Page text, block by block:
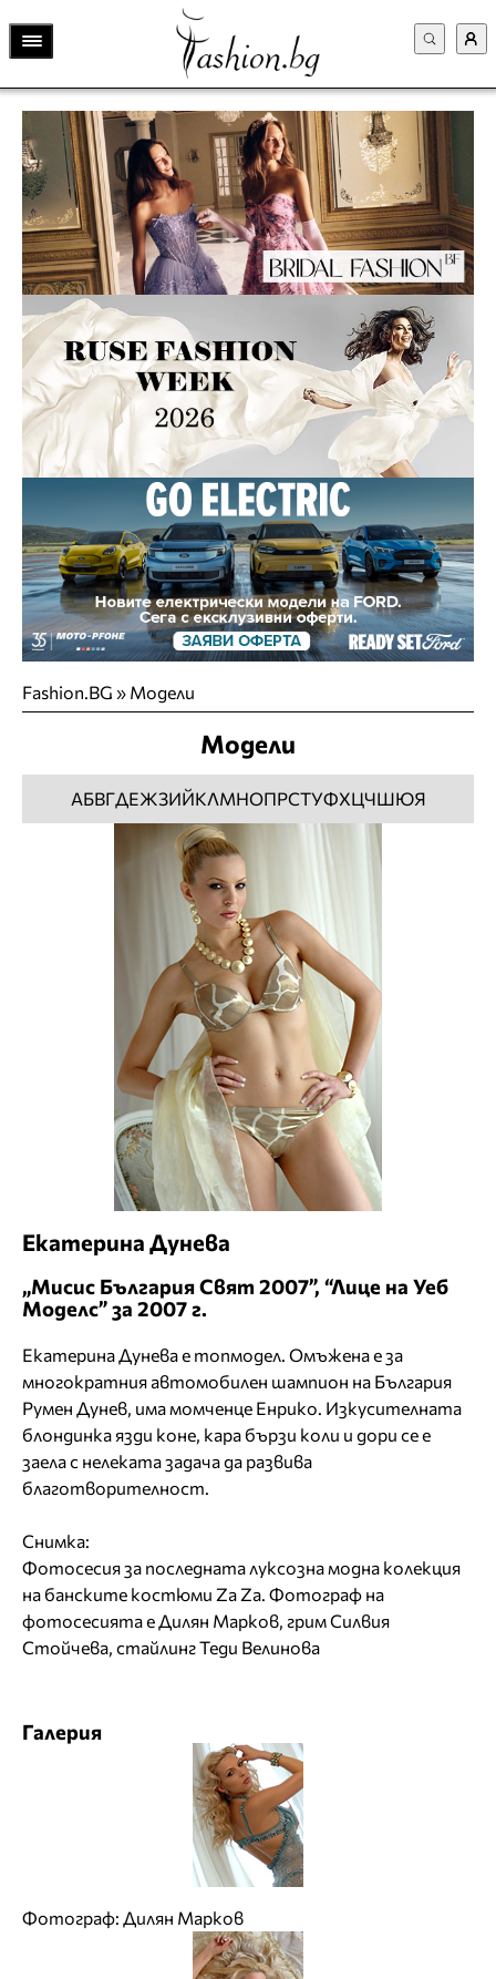
Fashion.BG » Модели
Модели
АБВГДЕЖЗИЙКЛМНОПРСТУФХЦЧШЮЯ
Екатерина Дунева
„Мисис България Свят 2007”, “Лице на Уеб
Моделс” за 2007 г.
Екатерина Дунева е топмодел. Омъжена е за
многократния автомобилен шампион на България
Румeн Дунев, има момченце Енрико. Изкусителната
блондинка язди коне, кара бързи коли и дори се е
заела с нелеката задача да развива
благотворителност.
Снимка:
Фотосесия за последната луксозна модна колекция
на банските костюми Za Za. Фотограф на
фотосесията е Дилян Марков, грим Силвия
Стойчева, стайлинг Теди Велинова
Галерия
Фотограф: Дилян Марков